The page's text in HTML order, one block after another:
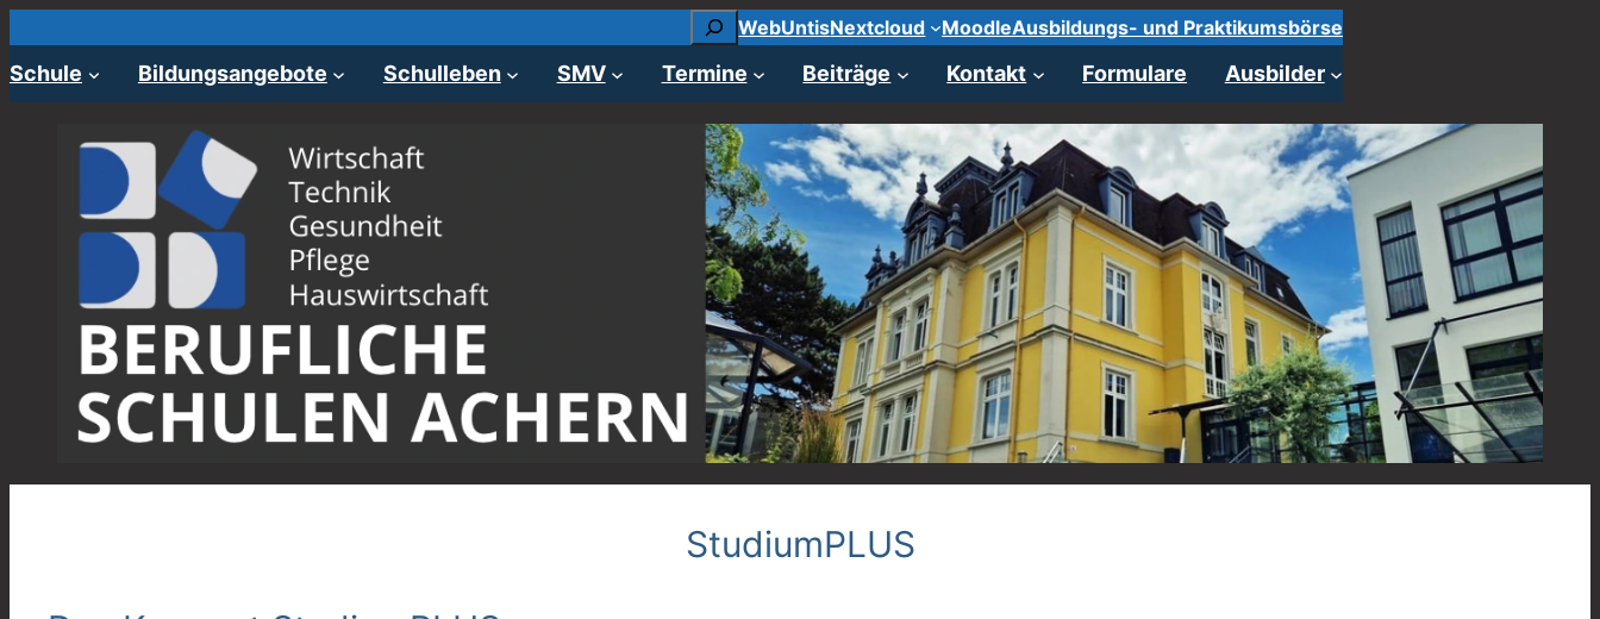
springen
SuchenWebUntisNextcloud MoodleAusbildungs- und Praktikumsbörse
Schule Bildungsangebote Schulleben SMV Termine Beiträge Kontakt Formulare Ausbilder
StudiumPLUS